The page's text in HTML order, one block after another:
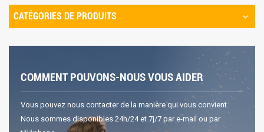
CATÉGORIES DE PRODUITS
COMMENT POUVONS-NOUS VOUS AIDER
Vous pouvez nous contacter de la manière qui vous convient.
Nous sommes disponibles 24h/24 et 7j/7 par e-mail ou par